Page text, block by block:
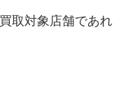
取対象店舗であれ